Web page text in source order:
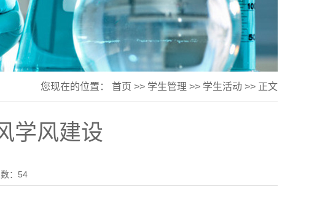
您现在的位置： 首页 >> 学生管理 >> 学生活动 >> 正文
学风建设
： 54